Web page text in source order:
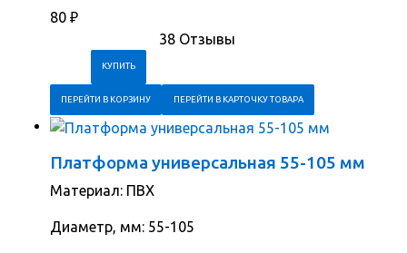
80 ₽
38 Отзывы
ПЕРЕЙТИ В КОРЗИНУ ПЕРЕЙТИ В КАРТОЧКУ ТОВАРА
Платформа универсальная 55-105 мм
Материал: ПВХ
Диаметр, мм: 55-105